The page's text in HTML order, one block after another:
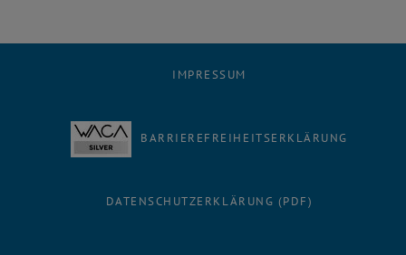
IMPRESSUM
BARRIEREFREIHEITSERKLÄRUNG
DATENSCHUTZERKLÄRUNG (PDF)